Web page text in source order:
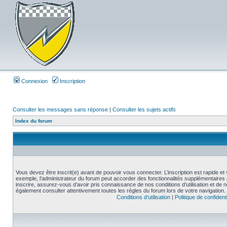
Connexion Inscription
Consulter les messages sans réponse | Consulter les sujets actifs
Index du forum
Vous devez être inscrit(e) avant de pouvoir vous connecter. L’inscription est rapide
exemple, l’administrateur du forum peut accorder des fonctionnalités
inscrire, assurez-vous d’avoir pris connaissance de nos conditions d’utilisation et de
également consulter attentivement toutes les règles du forum lors de votre navigation.
Conditions d’utilisation| Politique de